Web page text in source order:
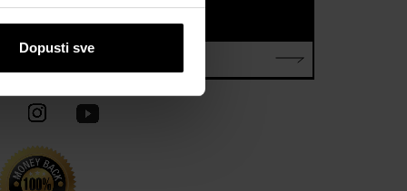
Dopusti sve
E-mail*